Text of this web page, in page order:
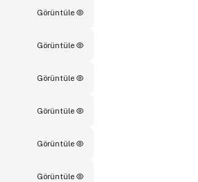
Görüntüle
Görüntüle
Görüntüle
Görüntüle
Görüntüle
Görüntüle